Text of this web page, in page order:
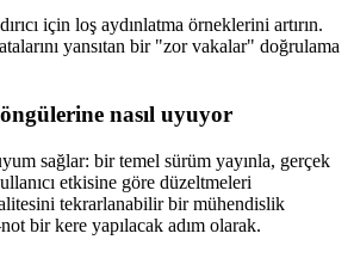
için loş aydınlatma örneklerini artırın.
yansıtan bir "zor vakalar" doğrulama
nasıl uyuyor
sağlar: bir temel sürüm yayınla, gerçek
etkisine göre düzeltmeleri
tekrarlanabilir bir mühendislik
bir kere yapılacak adım olarak.